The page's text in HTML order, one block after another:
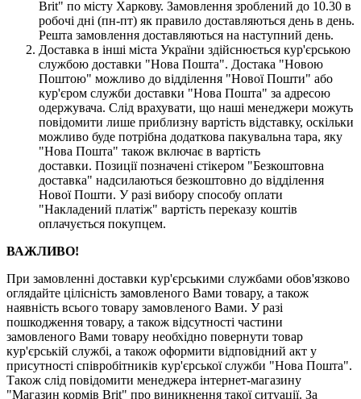
Brit" по місту Харкову. Замовлення зроблений до 10.30 в
робочі дні (пн-пт) як правило доставляються день в день.
Решта замовлення доставляються на наступний день.
Доставка в інші міста України здійснюється кур'єрською
службою доставки "Нова Пошта". Достака "Новою
Поштою" можливо до відділення "Нової Пошти" або
кур'єром служби доставки "Нова Пошта" за адресою
одержувача. Слід врахувати, що наші менеджери можуть
повідомити лише приблизну вартість відставку, оскільки
можливо буде потрібна додаткова пакувальна тара, яку
"Нова Пошта" також включає в вартість
доставки. Позиції позначені стікером "Безкоштовна
доставка" надсилаються безкоштовно до відділення
Нової Пошти. У разі вибору способу оплати
"Накладений платіж" вартість переказу коштів
оплачується покупцем.
ВАЖЛИВО!
При замовленні доставки кур'єрськими службами обов'язково
оглядайте цілісність замовленого Вами товару, а також
наявність всього товару замовленого Вами. У разі
пошкодження товару, а також відсутності частини
замовленого Вами товару необхідно повернути товар
кур'єрській службі, а також оформити відповідний акт у
присутності співробітників кур'єрської служби "Нова Пошта".
Також слід повідомити менеджера інтернет-магазину
"Магазин кормів Brit" про виникнення такої ситуації. За